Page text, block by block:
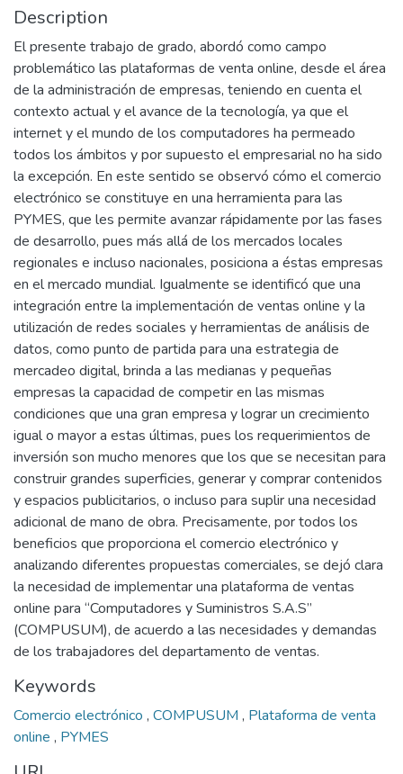
Description
El presente trabajo de grado, abordó como campo
problemático las plataformas de venta online, desde el área
de la administración de empresas, teniendo en cuenta el
contexto actual y el avance de la tecnología, ya que el
internet y el mundo de los computadores ha permeado
todos los ámbitos y por supuesto el empresarial no ha sido
la excepción. En este sentido se observó cómo el comercio
electrónico se constituye en una herramienta para las
PYMES, que les permite avanzar rápidamente por las fases
de desarrollo, pues más allá de los mercados locales
regionales e incluso nacionales, posiciona a éstas empresas
en el mercado mundial. Igualmente se identificó que una
integración entre la implementación de ventas online y la
utilización de redes sociales y herramientas de análisis de
datos, como punto de partida para una estrategia de
mercadeo digital, brinda a las medianas y pequeñas
empresas la capacidad de competir en las mismas
condiciones que una gran empresa y lograr un crecimiento
igual o mayor a estas últimas, pues los requerimientos de
inversión son mucho menores que los que se necesitan para
construir grandes superficies, generar y comprar contenidos
y espacios publicitarios, o incluso para suplir una necesidad
adicional de mano de obra. Precisamente, por todos los
beneficios que proporciona el comercio electrónico y
analizando diferentes propuestas comerciales, se dejó clara
la necesidad de implementar una plataforma de ventas
online para “Computadores y Suministros S.A.S”
(COMPUSUM), de acuerdo a las necesidades y demandas
de los trabajadores del departamento de ventas.
Keywords
Comercio electrónico , COMPUSUM , Plataforma de venta
online , PYMES